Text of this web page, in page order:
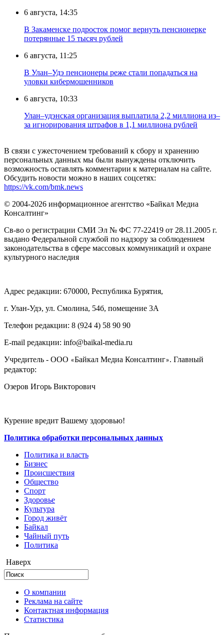
6 августа, 14:35
В Закаменске подросток помог вернуть пенсионерке
потерянные 15 тысяч рублей
6 августа, 11:25
В Улан–Удэ пенсионеры реже стали попадаться на
уловки кибермошенников
6 августа, 10:33
Улан–удэнская организация выплатила 2,2 миллиона из–
за игнорирования штрафов в 1,1 миллиона рублей
В связи с ужесточением требований к сбору и хранению
персональных данных мы были вынуждены отключить
возможность оставлять комментарии к материалам на сайте.
Обсудить новости можно в наших соцсетях:
https://vk.com/bmk.news
© 2004-2026 информационное агентство «Байкал Медиа
Консалтинг»
Св-во о регистрации СМИ Эл № ФС 77-22419 от 28.11.2005 г.
выдано Федеральной службой по надзору за соблюдением
законодательства в сфере массовых коммуникаций и охране
культурного наследия
Адрес редакции: 670000, Республика Бурятия,
г. Улан-Удэ, ул. Смолина, 54б, помещение 3А
Телефон редакции: ‎‎8 (924 4) 58 90 90
E-mail редакции: info@baikal-media.ru
Учредитель - ООО «Байкал Медиа Консалтинг». Главный
редактор:
Озеров Игорь Викторович
Курение вредит Вашему здоровью!
Политика обработки персональных данных
Политика и власть
Бизнес
Происшествия
Общество
Cпорт
Здоровье
Культура
Город живёт
Байкал
Чайный путь
Политика
Наверх
О компании
Реклама на сайте
Контактная информация
Статистика